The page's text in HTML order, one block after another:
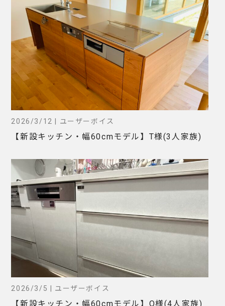
2026/3/12 | ユーザーボイス
【新設キッチン・幅60cmモデル】T様(3人家族)
2026/3/5 | ユーザーボイス
【新設キッチン・幅60cmモデル】O様(4人家族)